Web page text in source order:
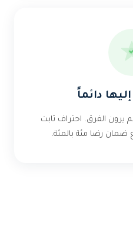
دائماً
يرون الفرق. احتراف ثابت
ضمان رضا مئة بالمئة.